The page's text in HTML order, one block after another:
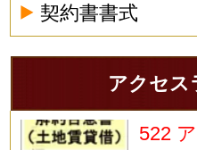
契約書書式
アクセス
522